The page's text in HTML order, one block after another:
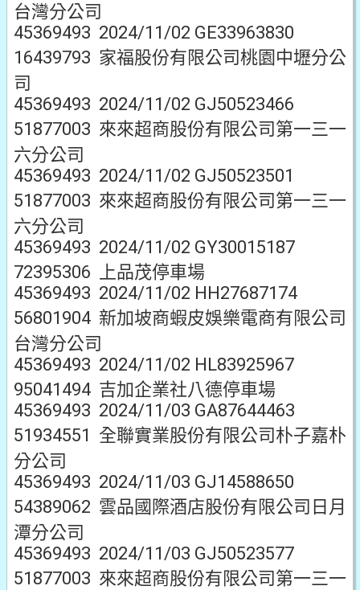
台灣分公司
45369493 2024/11/02 GE33963830
16439793 家福股份有限公司桃園中壢分公
司
45369493 2024/11/02 GJ50523466
51877003 來來超商股份有限公司第一三一
六分公司
45369493 2024/11/02 GJ50523501
51877003 來來超商股份有限公司第一三一
六分公司
45369493 2024/11/02 GY30015187
72395306 上品茂停車場
45369493 2024/11/02 HH27687174
56801904 新加坡商蝦皮娛樂電商有限公司
台灣分公司
45369493 2024/11/02 HL83925967
95041494 吉加企業社八德停車場
45369493 2024/11/03 GA87644463
51934551 全聯實業股份有限公司朴子嘉朴
分公司
45369493 2024/11/03 GJ14588650
54389062 雲品國際酒店股份有限公司日月
潭分公司
45369493 2024/11/03 GJ50523577
51877003 來來超商股份有限公司第一三一